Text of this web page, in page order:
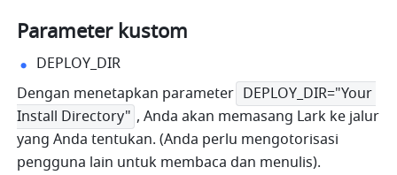
Parameter kustom
DEPLOY_DIR
Dengan menetapkan parameter DEPLOY_DIR="Your
Install Directory" , Anda akan memasang Lark ke jalur
yang Anda tentukan. (Anda perlu mengotorisasi
pengguna lain untuk membaca dan menulis).